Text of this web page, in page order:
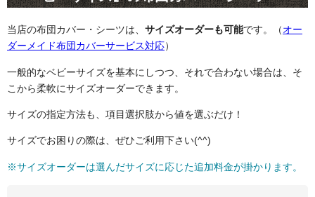
当店の布団カバー・シーツは、 サイズオーダーも可能です。（オー
ダーメイド布団カバーサービス対応）
一般的なベビーサイズを基本にしつつ、それで合わない場合は、そ
こから柔軟にサイズオーダーできます。
サイズの指定方法も、項目選択肢から値を選ぶだけ！
サイズでお困りの際は、ぜひご利用下さい(^^)
※サイズオーダーは選んだサイズに応じた追加料金が掛かります。